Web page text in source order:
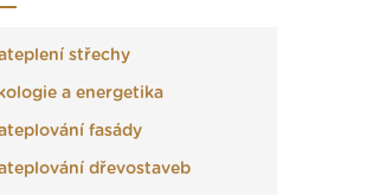
střechy
a energetika
fasády
dřevostaveb